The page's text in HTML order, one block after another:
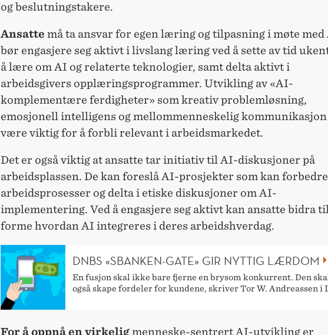
og beslutningstakere.
Ansatte må ta ansvar for egen læring og tilpasning i møte med
bør engasjere seg aktivt i livslang læring ved å sette av tid
å lære om AI og relaterte teknologier, samt delta aktivt i
arbeidsgivers opplæringsprogrammer. Utvikling av «AI-
komplementære ferdigheter» som kreativ problemløsning,
emosjonell intelligens og mellommenneskelig
være viktig for å forbli relevant i arbeidsmarkedet.
Det er også viktig at ansatte tar initiativ til AI-diskusjoner på
arbeidsplassen. De kan foreslå AI-prosjekter som kan forbedre
arbeidsprosesser og delta i etiske diskusjoner om AI-
implementering. Ved å engasjere seg aktivt kan ansatte bidra
forme hvordan AI integreres i deres arbeidshverdag.
DNBS «SBANKEN-GATE» GIR NYTTIG LÆRDOM
En fusjon skal ikke bare fjerne en brysom konkurrent. Den
også skape fordeler for kundene, skriver Tor W. Andreassen i
For å oppnå en virkeligmenneske-sentrert AI-utvikling er